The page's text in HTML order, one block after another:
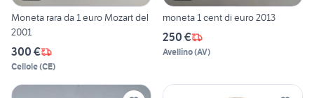
Moneta rara da 1 euro Mozart del
2001
300 €
Cellole(CE)
moneta 1 cent di euro 2013
250 €
Avellino(AV)